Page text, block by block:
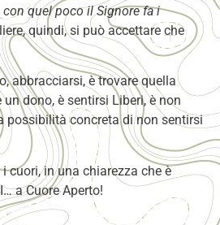
quel poco il Signore fa i
quindi, si può accettare che
abbracciarsi, è trovare quella
dono, è sentirsi Liberi, è non
possibilità concreta di non sentirsi
cuori, in una chiarezza che è
a Cuore Aperto!